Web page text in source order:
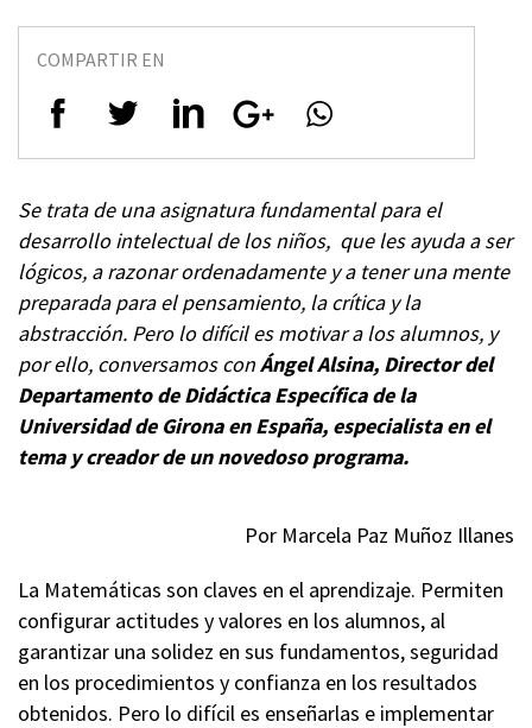
COMPARTIR EN
Se trata de una asignatura fundamental para el
desarrollo intelectual de los niños, que les ayuda a ser
lógicos, a razonar ordenadamente y a tener una mente
preparada para el pensamiento, la crítica y la
abstracción. Pero lo difícil es motivar a los alumnos, y
por ello, conversamos conÁngel Alsina, Director del
Departamento de Didáctica Específica de la
Universidad de Girona en España, especialista en el
tema y creador de un novedoso programa.
Por Marcela Paz Muñoz Illanes
La Matemáticas son claves en el aprendizaje. Permiten
configurar actitudes y valores en los alumnos, al
garantizar una solidez en sus fundamentos, seguridad
en los procedimientos y confianza en los resultados
obtenidos. Pero lo difícil es enseñarlas e implementar